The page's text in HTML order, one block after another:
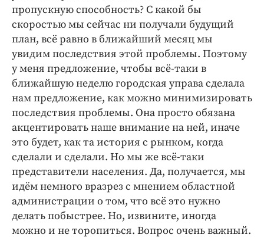
пропускную способность? С какой бы
скоростью мы сейчас ни получали будущий
план, всё равно в ближайший месяц мы
увидим последствия этой проблемы. Поэтому
у меня предложение, чтобы всё-таки в
ближайшую неделю городская управа сделала
нам предложение, как можно минимизировать
последствия проблемы. Она просто обязана
акцентировать наше внимание на ней, иначе
это будет, как та история с рынком, когда
сделали и сделали. Но мы же всё-таки
представители населения. Да, получается, мы
идём немного вразрез с мнением областной
администрации о том, что всё это нужно
делать побыстрее. Но, извините, иногда
можно и не торопиться. Вопрос очень важный.